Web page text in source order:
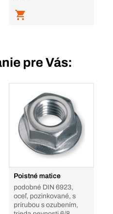
pre Vás:
Poistné matice
podobné DIN 6923,
oceľ, pozinkované, s
prírubou s ozubením,